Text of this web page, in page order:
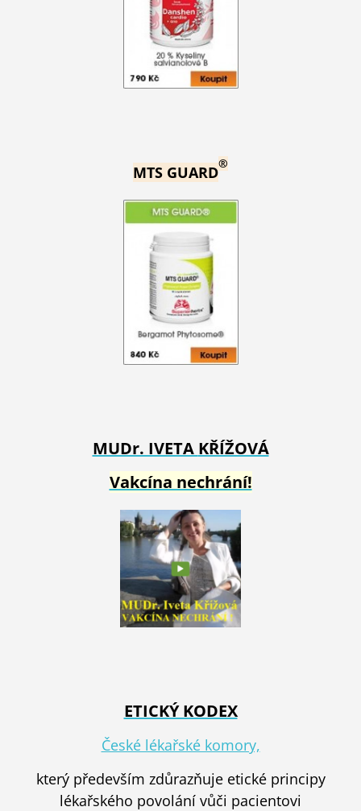
MTS GUARD®
MUDr. IVETA KŘÍŽOVÁ
Vakcína nechrání!
ETICKÝ KODEX
České lékařské komory,
který především zdůrazňuje etické principy
lékařského povolání vůči pacientovi